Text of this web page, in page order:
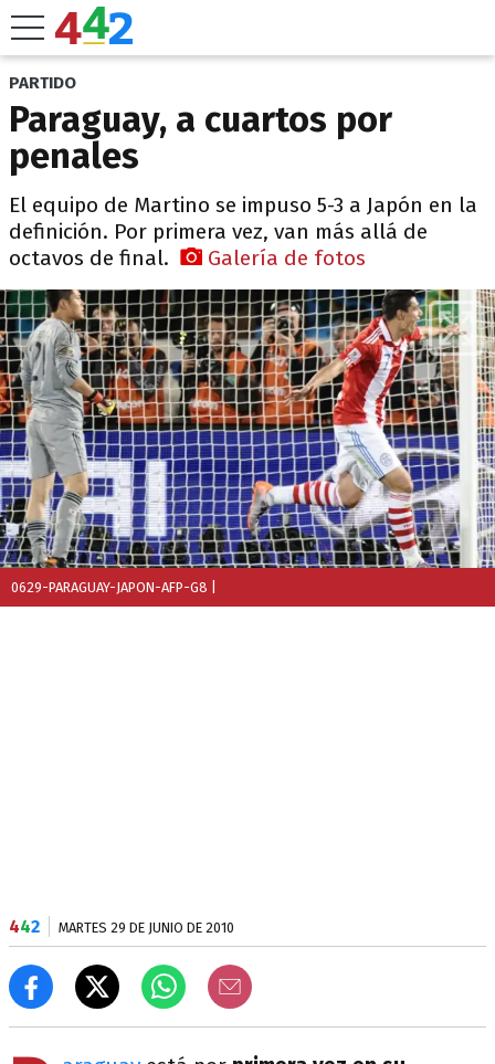
PARTIDO
Paraguay, a cuartos por
penales
El equipo de Martino se impuso 5-3 a Japón en la
definición. Por primera vez, van más allá de
octavos de final.
Galería de fotos
0629-PARAGUAY-JAPON-AFP-G8
442 MARTES 29 DE JUNIO DE 2010